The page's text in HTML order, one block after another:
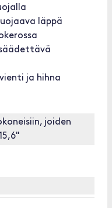
läppä
ja hihna
joiden